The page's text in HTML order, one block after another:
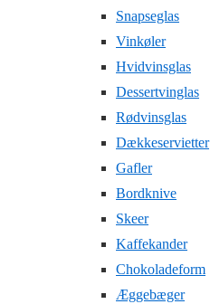
Snapseglas
Vinkøler
Hvidvinsglas
Dessertvinglas
Rødvinsglas
Dækkeservietter
Gafler
Bordknive
Skeer
Kaffekander
Chokoladeform
Æggebæger